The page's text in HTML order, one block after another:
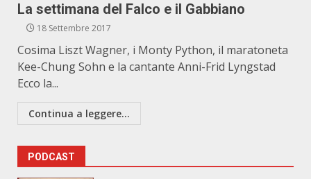
La settimana del Falco e il Gabbiano
18 Settembre 2017
Cosima Liszt Wagner, i Monty Python, il maratoneta
Kee-Chung Sohn e la cantante Anni-Frid Lyngstad
Ecco la...
Continua a leggere...
PODCAST